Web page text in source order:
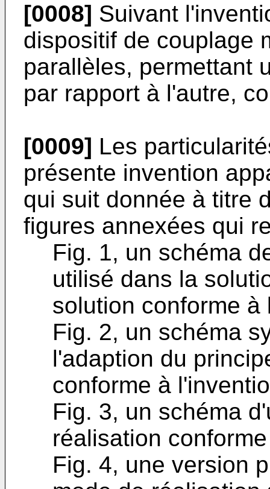
[0008] Suivant
dispositif de couplage
parallèles, permettant
par rapport à l'autre,
[0009] Les
présente invention
qui suit donnée à titre
figures annexées qui
Fig. 1, un schéma
utilisé dans la
solution conforme à
Fig. 2, un schéma
l'adaption du
conforme à
Fig. 3, un schéma
réalisation
Fig. 4, une version